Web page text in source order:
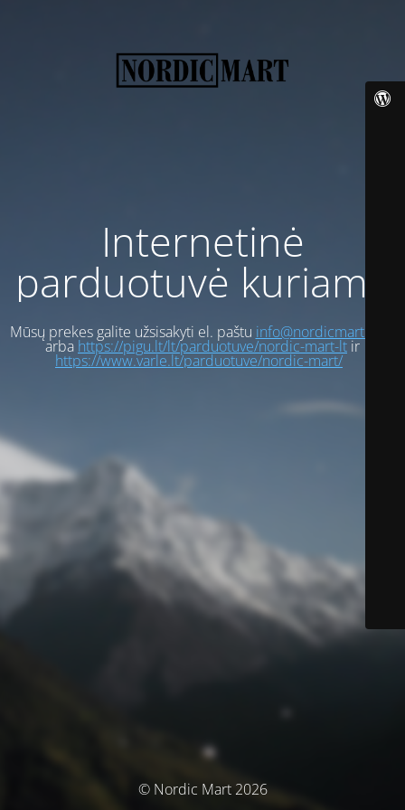
Internetinė
parduotuvė kuriama
Mūsų prekes galite užsisakyti el. paštu info@nordicmart.com
arba https://pigu.lt/lt/parduotuve/nordic-mart-ltir
https://www.varle.lt/parduotuve/nordic-mart/
© Nordic Mart 2026